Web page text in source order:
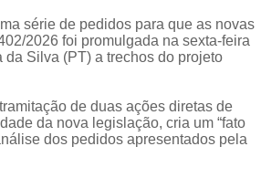
série de pedidos para que as novas
2026 foi promulgada na sexta-feira
Silva (PT) a trechos do projeto
de duas ações diretas de
da nova legislação, cria um “fato
dos pedidos apresentados pela